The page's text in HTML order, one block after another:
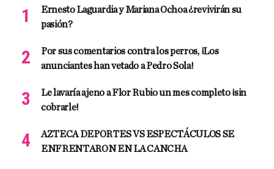
Ernesto Laguardia y Mariana Ochoa ¿revivirán su
pasión?
Por sus comentarios contra los perros, ¡Los
anunciantes han vetado a Pedro Sola!
Le lavaría ajeno a Flor Rubio un mes completo ¡sin
cobrarle!
AZTECA DEPORTES VS ESPECTÁCULOS SE
ENFRENTARON EN LA CANCHA